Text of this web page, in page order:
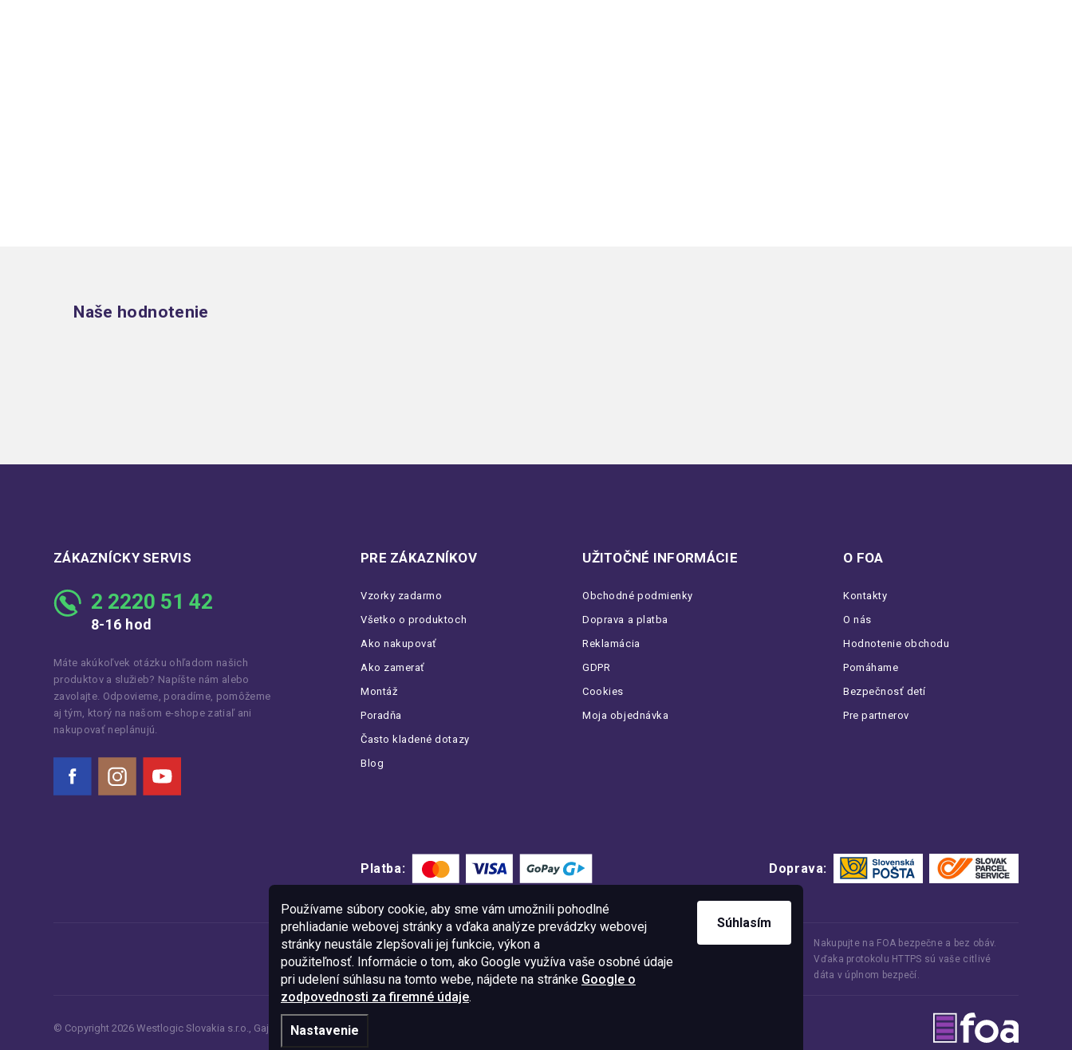
Používame súbory cookie, aby sme vám umožnili pohodlné
prehliadanie webovej stránky a vďaka analýze prevádzky webovej
stránky neustále zlepšovali jej funkcie, výkon a
použiteľnosť. Informácie o tom, ako Google využíva vaše osobné údaje
pri udelení súhlasu na tomto webe, nájdete na stránke Google o
zodpovednosti za firemné údaje.
Nastavenie
Súhlasím
Naše hodnotenie
ZÁKAZNÍCKY SERVIS
2 2220 51 42
8-16 hod
Máte akúkoľvek otázku ohľadom našich
produktov a služieb? Napíšte nám alebo
zavolajte. Odpovieme, poradíme, pomôžeme
aj tým, ktorý na našom e-shope zatiaľ ani
nakupovať neplánujú.
Instagram
PRE ZÁKAZNÍKOV
Vzorky zadarmo
Všetko o produktoch
Ako nakupovať
Ako zamerať
Montáž
Poradňa
Často kladené dotazy
Blog
UŽITOČNÉ INFORMÁCIE
Obchodné podmienky
Doprava a platba
Reklamácia
GDPR
Cookies
Moja objednávka
O FOA
Kontakty
O nás
Hodnotenie obchodu
Pomáhame
Bezpečnosť detí
Pre partnerov
Platba: Doprava:
Nakupujte na FOA bezpečne a bez obáv.
Vďaka protokolu HTTPS sú vaše citlivé
dáta v úplnom bezpečí.
© Copyright 2026 Westlogic Slovakia s.r.o., Gajova 4, Bratislava, 811 09